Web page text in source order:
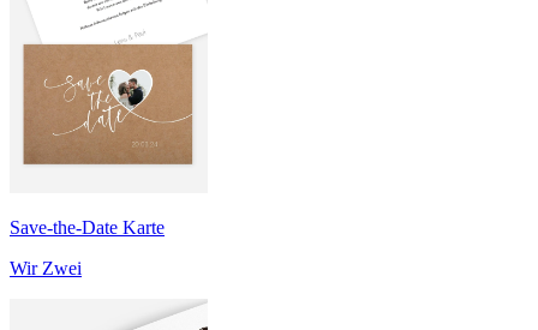
Save-the-Date Karte
Wir Zwei